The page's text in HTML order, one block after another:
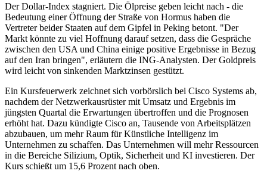
Der Dollar-Index stagniert. Die Ölpreise geben leicht nach - die
Bedeutung einer Öffnung der Straße von Hormus haben die
Vertreter beider Staaten auf dem Gipfel in Peking betont. "Der
Markt könnte zu viel Hoffnung darauf setzen, dass die Gespräche
zwischen den USA und China einige positive Ergebnisse in Bezug
auf den Iran bringen", erläutern die ING-Analysten. Der Goldpreis
wird leicht von sinkenden Marktzinsen gestützt.
Ein Kursfeuerwerk zeichnet sich vorbörslich bei Cisco Systems ab,
nachdem der Netzwerkausrüster mit Umsatz und Ergebnis im
jüngsten Quartal die Erwartungen übertroffen und die Prognosen
erhöht hat. Dazu kündigte Cisco an, Tausende von Arbeitsplätzen
abzubauen, um mehr Raum für Künstliche Intelligenz im
Unternehmen zu schaffen. Das Unternehmen will mehr Ressourcen
in die Bereiche Silizium, Optik, Sicherheit und KI investieren. Der
Kurs schießt um 15,6 Prozent nach oben.